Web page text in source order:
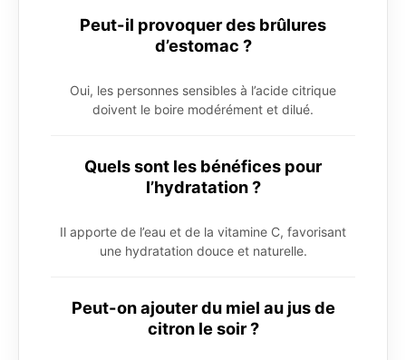
Peut-il provoquer des brûlures
d’estomac ?
Oui, les personnes sensibles à l’acide citrique
doivent le boire modérément et dilué.
Quels sont les bénéfices pour
l’hydratation ?
Il apporte de l’eau et de la vitamine C, favorisant
une hydratation douce et naturelle.
Peut-on ajouter du miel au jus de
citron le soir ?